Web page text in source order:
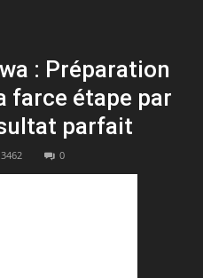
: Préparation
farce étape par
parfait
3462 0